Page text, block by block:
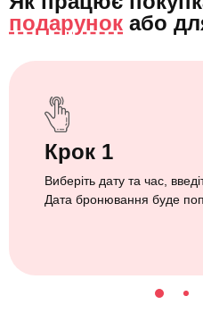
подарунок або
Крок 1
Виберіть дату та час,
Дата бронювання буде